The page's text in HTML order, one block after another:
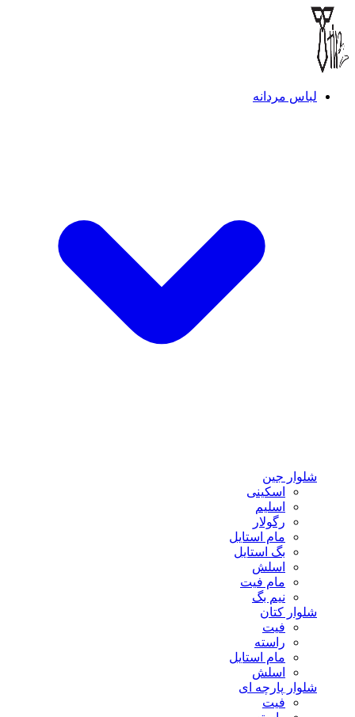
لباس مردانه
شلوار جین
اسکینی
اسلیم
رگولار
مام استایل
بگ استایل
اسلش
مام فیت
نیم بگ
شلوار کتان
فیت
راسته
مام استایل
اسلش
شلوار پارچه ای
فیت